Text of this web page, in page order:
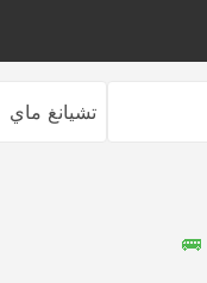
تشيانغ ماي